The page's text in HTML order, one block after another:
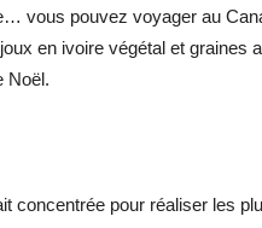
vous pouvez voyager au
en ivoire végétal et graines
Noël.
concentrée pour réaliser les